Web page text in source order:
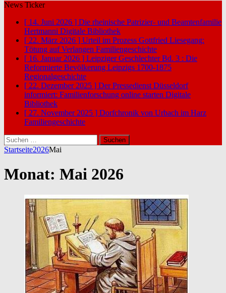
News Ticker
[ 14. Juni 2026 ] Die rheinische Patrizier- und Beamtenfamilie
Hertmanni Digitale Bibliothek
[ 22. März 2026 ] Urteil im Prozess Gottfried Liesegang:
Tötung auf Verlangen Familiengeschichte
[ 16. Januar 2026 ] Leipziger Geschlechter Bd. 3 : Die
Reformierte Bevölkerung Leipzigs 1700-1875
Regionalgeschichte
[ 22. Dezember 2025 ] Der Pressedienst Düsseldorf
informiert: Familienforschung online starten Digitale
Bibliothek
[ 27. November 2025 ] Dorfchronik von Urbach im Harz
Familiengeschichte
Suchen
nach:
Startseite2026Mai
Monat: Mai 2026